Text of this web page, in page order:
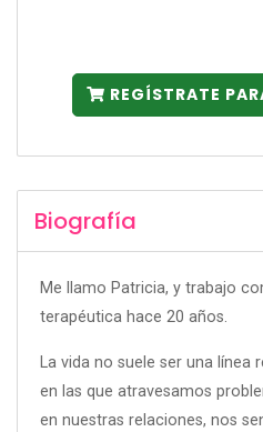
REGÍSTRATE
Biografía
Me llamo Patricia, y trabajo
terapéutica hace 20 años.
La vida no suele ser una línea
en las que atravesamos
en nuestras relaciones, nos